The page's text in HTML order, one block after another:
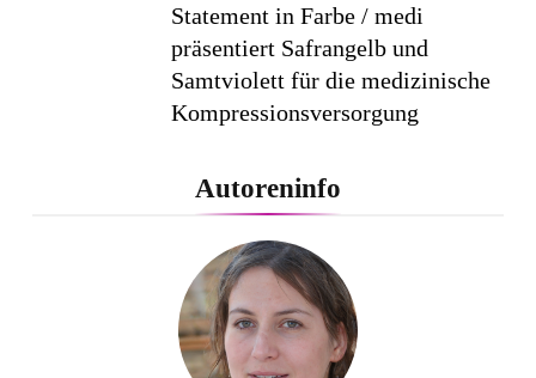
Statement in Farbe / medi
präsentiert Safrangelb und
Samtviolett für die medizinische
Kompressionsversorgung
PEPE JEANS LONDON AW26
Flachste mechanische
Weltzeituhr gewinnt Red Dot:
Best of the Best 2026 / NOMOS
Autoreninfo